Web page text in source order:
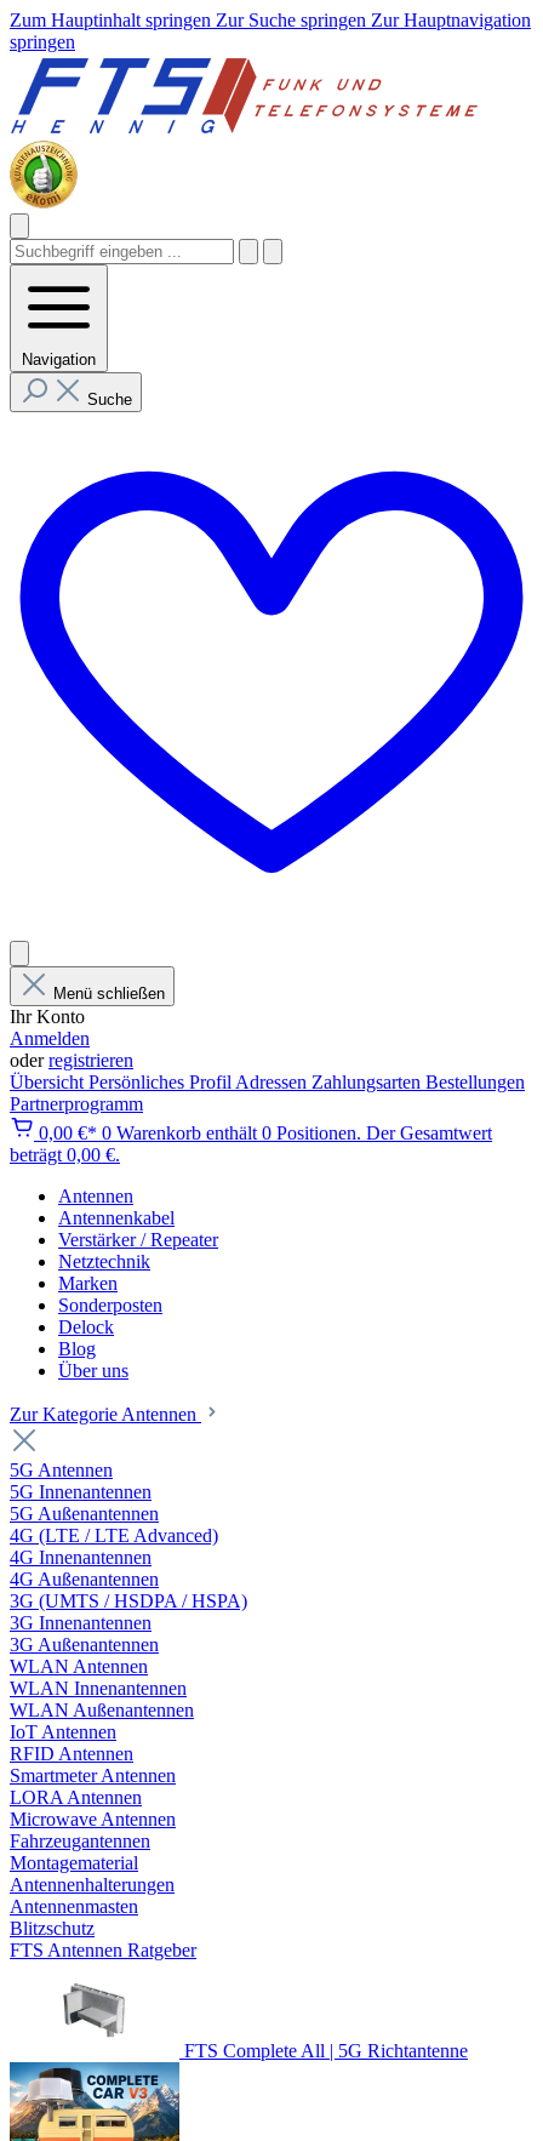
Zum Hauptinhalt springen Zur Suche springen Zur Hauptnavigation
springen
Navigation
Suche
Menü schließen
Ihr Konto
Anmelden
oderregistrieren
Übersicht Persönliches Profil Adressen Zahlungsarten Bestellungen
Partnerprogramm
0,00 €* 0 Warenkorb enthält 0 Positionen. Der Gesamtwert
beträgt 0,00 €.
Antennen
Antennenkabel
Verstärker / Repeater
Netztechnik
Marken
Sonderposten
Delock
Blog
Über uns
Zur Kategorie Antennen
5G Antennen
5G Innenantennen
5G Außenantennen
4G (LTE / LTE Advanced)
4G Innenantennen
4G Außenantennen
3G (UMTS / HSDPA / HSPA)
3G Innenantennen
3G Außenantennen
WLAN Antennen
WLAN Innenantennen
WLAN Außenantennen
IoT Antennen
RFID Antennen
Smartmeter Antennen
LORA Antennen
Microwave Antennen
Fahrzeugantennen
Montagematerial
Antennenhalterungen
Antennenmasten
Blitzschutz
FTS Antennen Ratgeber
FTS Complete All | 5G Richtantenne